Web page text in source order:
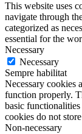
This website uses
navigate through
categorized as
essential for the
Necessary
Necessary
Sempre habilitat
Necessary cookies
function properly.
basic
cookies do not
Non-necessary